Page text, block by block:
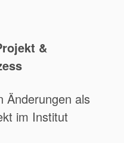
&
Änderungen als
im Institut